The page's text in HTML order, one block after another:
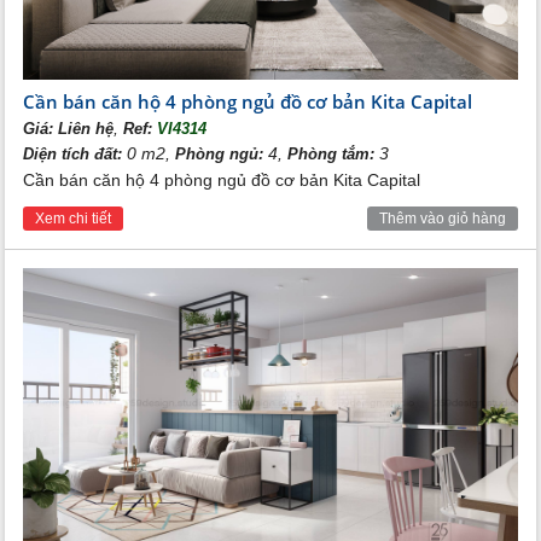
Các căn hộ chung cư cao cấp The Melody Residence Ciputra có
diện tích từ 60-160m2 với từ 2 - 4 phòng ngủ, đáp ứng được
nhu cầu đa dạng của gia chủ.
đa thế hệ, với bố mẹ, con cái và người già cần chăm sóc.
Cần bán căn hộ 4 phòng ngủ đồ cơ bản Kita Capital
Giá:Liên hệ ,Ref: VI4314
Diện tích đất: 0 m2,Phòng ngủ: 4,Phòng tắm: 3
Cần bán căn hộ 4 phòng ngủ đồ cơ bản Kita Capital
Xem chi tiết Thêm vào giỏ hàng